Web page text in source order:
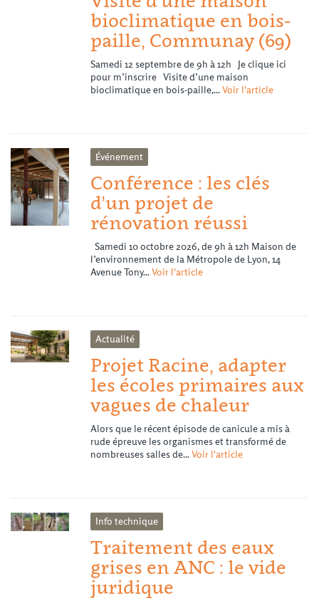
bioclimatique en bois-
paille, Communay (69)
Samedi 12 septembre de 9h à 12h Je clique ici
pour m’inscrire Visite d’une maison
bioclimatique en bois-paille,...Voir l'article
Événement
Conférence : les clés
d’un projet de
rénovation réussi
Samedi 10 octobre 2026, de 9h à 12h Maison de
l’environnement de la Métropole de Lyon, 14
Avenue Tony...Voir l'article
Actualité
Projet Racine, adapter
les écoles primaires aux
vagues de chaleur
Alors que le récent épisode de canicule a mis à
rude épreuve les organismes et transformé de
nombreuses salles de...Voir l'article
Info technique
Traitement des eaux
grises en ANC : le vide
juridique